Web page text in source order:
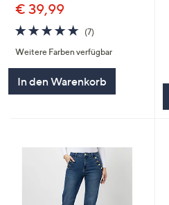
€ 39,99
4.7
von
5
(7)7
Weitere Farben verfügbar
In den Warenkorb